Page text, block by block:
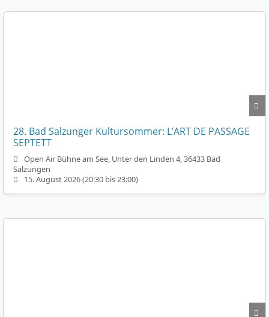
28. Bad Salzunger Kultursommer: L’ART DE PASSAGE
SEPTETT
Open Air Bühne am See, Unter den Linden 4, 36433 Bad
Salzungen
15. August 2026 (20:30 bis 23:00)